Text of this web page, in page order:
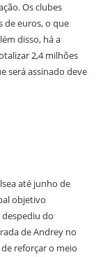
Os clubes
de euros, o que
disso, há a
2,4 milhões
será assinado deve
até junho de
objetivo
despediu do
de Andrey no
reforçar o meio